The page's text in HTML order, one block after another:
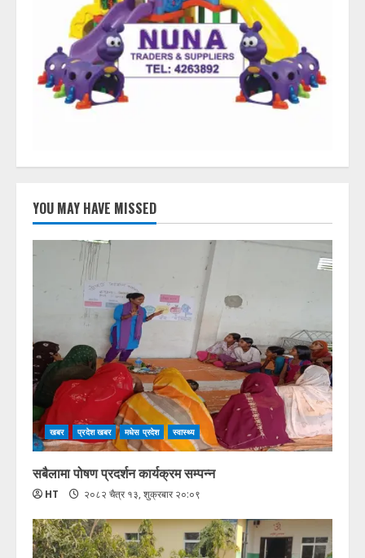
YOU MAY HAVE MISSED
खबर प्रदेश खबर मधेस प्रदेश स्वास्थ्य
सबैलामा पोषण प्रदर्शन कार्यक्रम सम्पन्न
HT २०८२ चैत्र १३, शुक्रबार २०:०९